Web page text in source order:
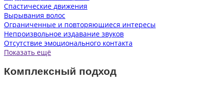
Спастические движения
Вырывания волос
Ограниченные и повторяющиеся интересы
Непроизвольное издавание звуков
Отсутствие эмоционального контакта
Показать ещё
Комплексный подход